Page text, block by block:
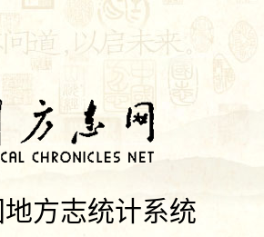
方志统计系统